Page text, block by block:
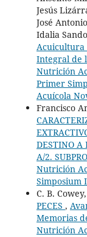
Jesús
José
Idalia
Acuicultura
Integral de
Nutrición
Primer
Acuícola
Francisco
DESTINO A
A/2.
Nutrición
Simposium
C. B. Cowey,
PECES ,
Memorias
Nutrición